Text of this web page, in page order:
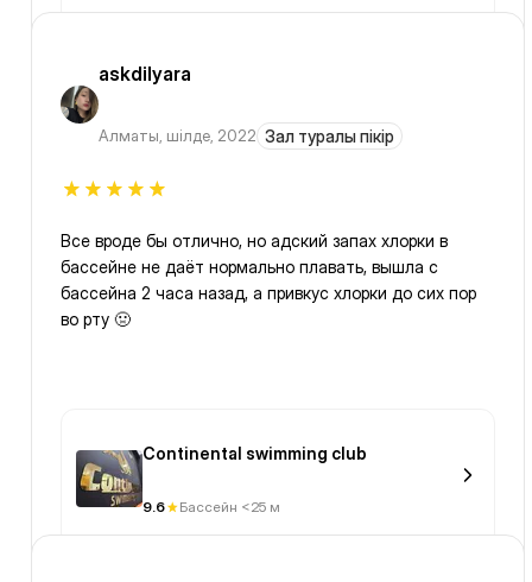
askdilyara
Алматы, шілде, 2022 Зал туралы пікір
Все вроде бы отлично, но адский запах хлорки в
бассейне не даёт нормально плавать, вышла с
бассейна 2 часа назад, а привкус хлорки до сих пор
во рту 🤢
Continental swimming club
9.6 Бассейн <25 м